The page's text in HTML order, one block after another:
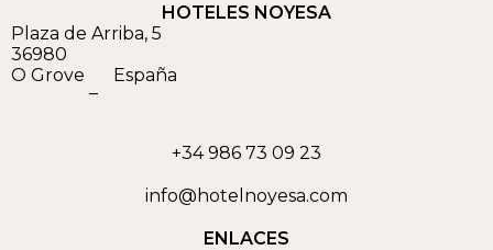
HOTELES NOYESA
Plaza de Arriba, 5
36980
O Grove
–
España
+34 986 73 09 23
info@hotelnoyesa.com
ENLACES